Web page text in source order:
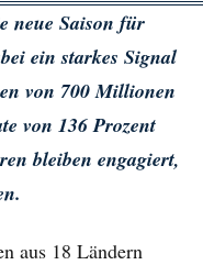
neue Saison für
ein starkes Signal
von 700 Millionen
von 136 Prozent
bleiben engagiert,
aus 18 Ländern